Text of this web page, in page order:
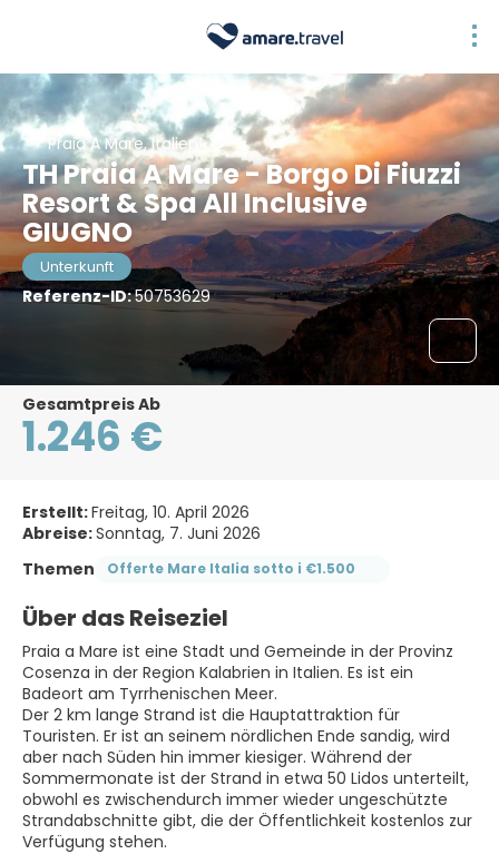
Praia A Mare, Italien
TH Praia A Mare - Borgo Di Fiuzzi
Resort & Spa All Inclusive
GIUGNO
Unterkunft
Referenz-ID:50753629
Gesamtpreis Ab
1.246 €
Erstellt:Freitag, 10. April 2026
Abreise:Sonntag, 7. Juni 2026
Themen
Offerte Mare Italia sotto i €1.500
Über das Reiseziel
Praia a Mare ist eine Stadt und Gemeinde in der Provinz
Cosenza in der Region Kalabrien in Italien. Es ist ein
Badeort am Tyrrhenischen Meer.
Der 2 km lange Strand ist die Hauptattraktion für
Touristen. Er ist an seinem nördlichen Ende sandig, wird
aber nach Süden hin immer kiesiger. Während der
Sommermonate ist der Strand in etwa 50 Lidos unterteilt,
obwohl es zwischendurch immer wieder ungeschützte
Strandabschnitte gibt, die der Öffentlichkeit kostenlos zur
Verfügung stehen.